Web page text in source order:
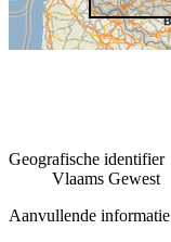
Geografische identifier
Vlaams Gewest
Aanvullende informatie